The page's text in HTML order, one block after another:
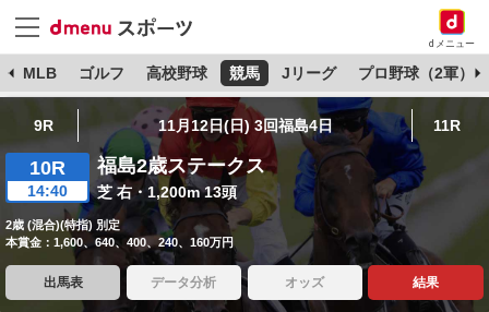
dメニュー
MLB ゴルフ 高校野球 競馬 Jリーグ プロ野球（2軍）
9R 11月12日(日) 3回福島4日 11R
10R
14:40
福島2歳ステークス
芝 右・1,200m 13頭
2歳 (混合)(特指) 別定
本賞金：1,600、640、400、240、160万円
出馬表 データ分析 オッズ 結果